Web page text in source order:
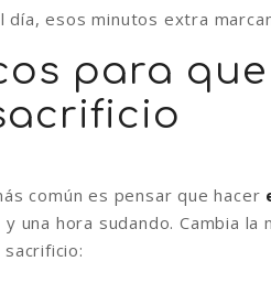
día, esos minutos extra
para
común es pensar que hacer
una hora sudando. Cambia